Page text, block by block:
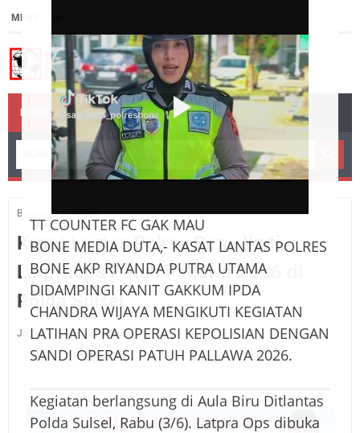
Beranda /DAERAH
Kasat Lantas Polres Bone Ikuti
Latpraops Patuh Pallawa 2026 di
Polda Sulsel
Juni 04, 2026 Posting Komentar
TT COUNTER FC GAK MAU
BONE MEDIA DUTA,- KASAT LANTAS POLRES
BONE AKP RIYANDA PUTRA UTAMA
DIDAMPINGI KANIT GAKKUM IPDA
CHANDRA WIJAYA MENGIKUTI KEGIATAN
LATIHAN PRA OPERASI KEPOLISIAN DENGAN
SANDI OPERASI PATUH PALLAWA 2026.
Kegiatan berlangsung di Aula Biru Ditlantas
Polda Sulsel, Rabu (3/6). Latpra Ops dibuka